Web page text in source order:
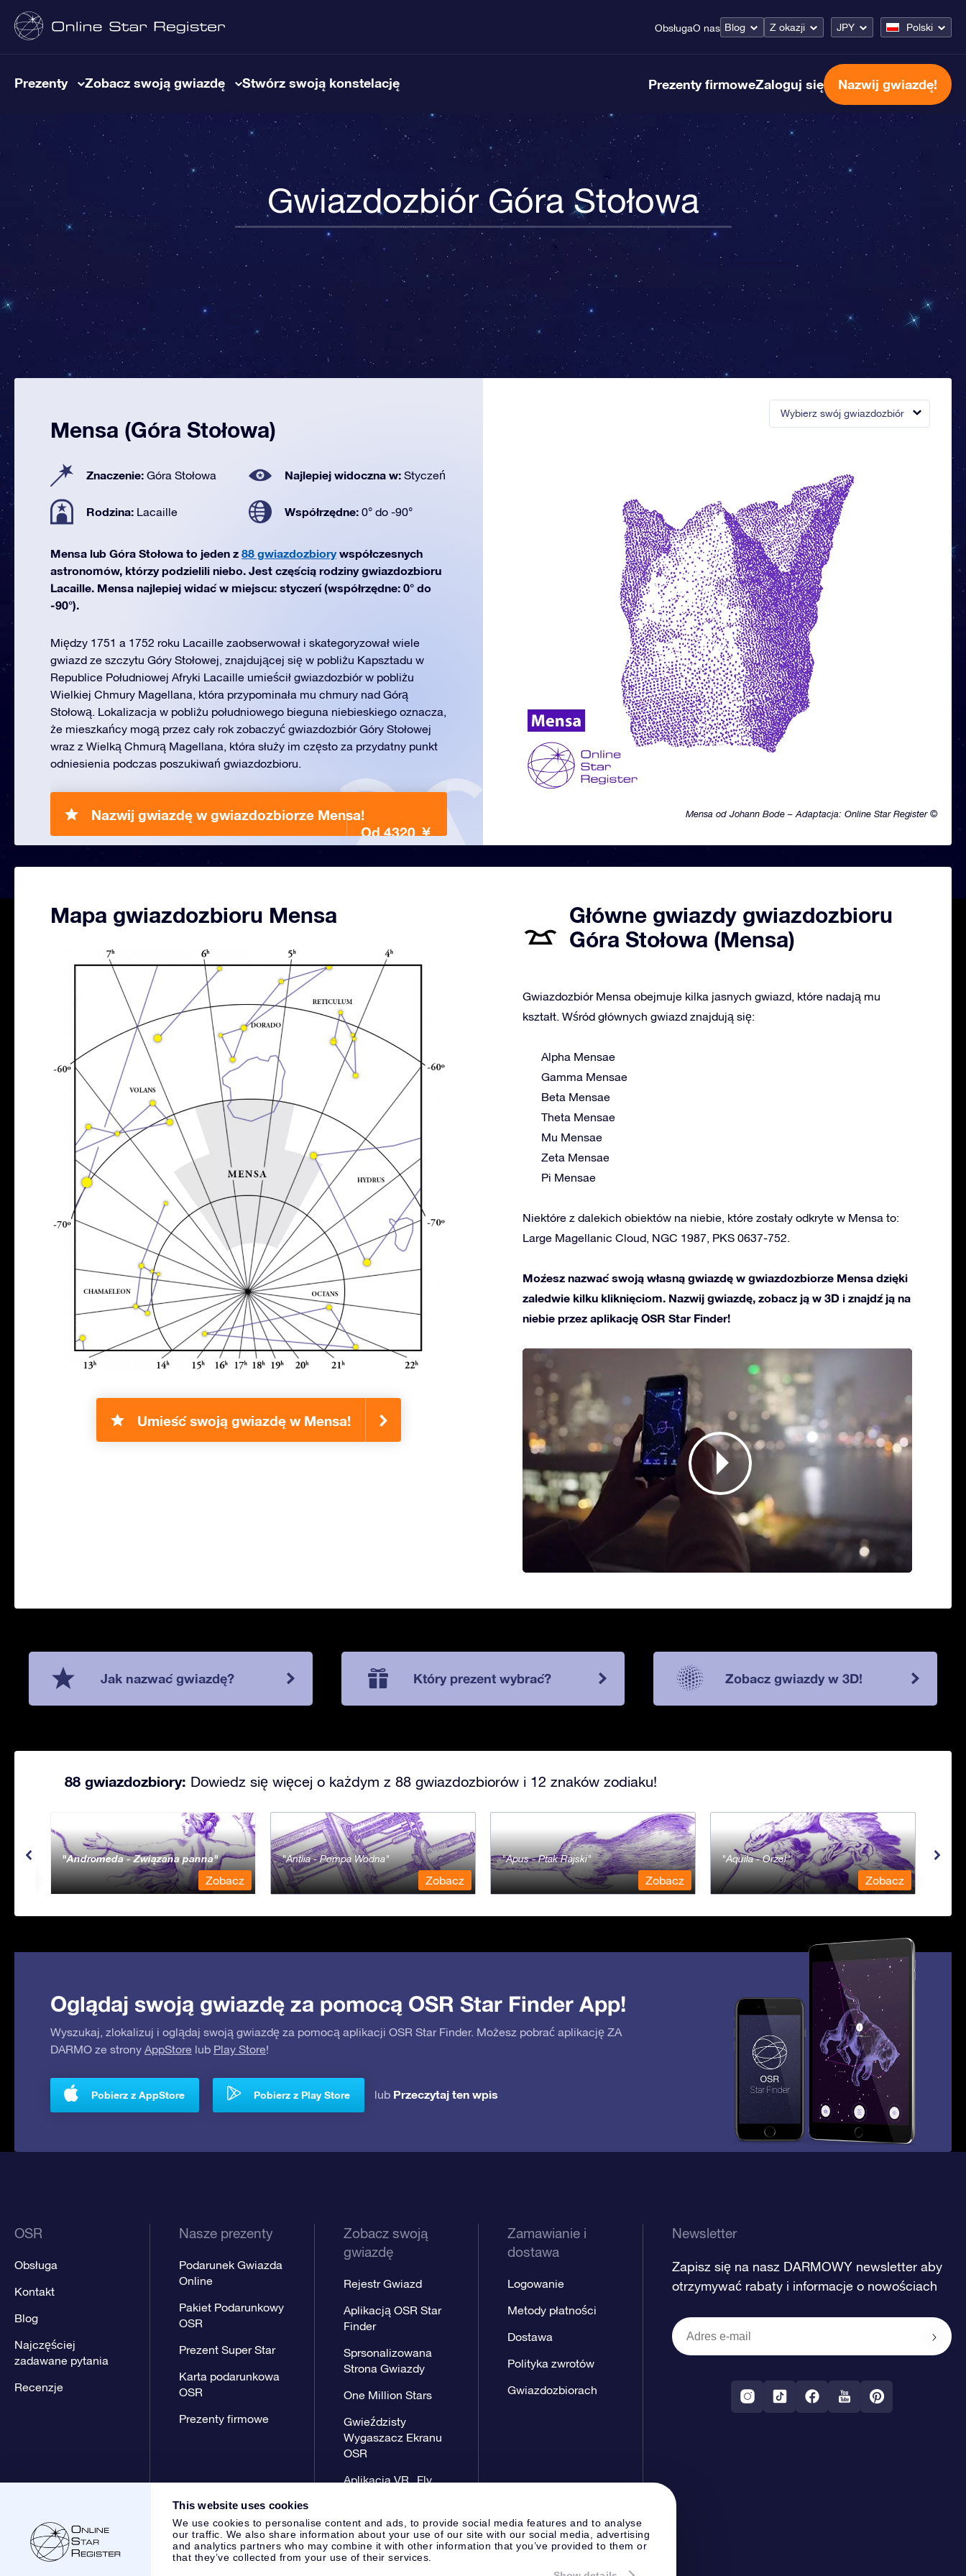
This website uses cookies
We use cookies to personalise content and ads, to provide social media features and to analyse
our traffic. We also share information about your use of our site with our social media, advertising
and analytics partners who may combine it with other information that you’ve provided to them or
that they’ve collected from your use of their services.
ObsługaO nas Blog Z okazji JPY Polski
Prezenty Zobacz swoją gwiazdę Stwórz swoją konstelację Prezenty firmoweZaloguj się Nazwij gwiazdę!
Gwiazdozbiór Góra Stołowa
Wybierz swój gwiazdozbiór
Mensa od Johann Bode – Adaptacja: Online Star Register ©
Mensa (Góra Stołowa)
Znaczenie: Góra Stołowa Najlepiej widoczna w: Styczeń
Rodzina: Lacaille Współrzędne: 0° do -90°
Mensa lub Góra Stołowa to jeden z 88 gwiazdozbiorywspółczesnych
astronomów, którzy podzielili niebo. Jest częścią rodziny gwiazdozbioru
Lacaille. Mensa najlepiej widać w miejscu: styczeń (współrzędne: 0° do
-90°).
Między 1751 a 1752 roku Lacaille zaobserwował i skategoryzował wiele
gwiazd ze szczytu Góry Stołowej, znajdującej się w pobliżu Kapsztadu w
Republice Południowej Afryki Lacaille umieścił gwiazdozbiór w pobliżu
Wielkiej Chmury Magellana, która przypominała mu chmury nad Górą
Stołową. Lokalizacja w pobliżu południowego bieguna niebieskiego oznacza,
że mieszkańcy mogą przez cały rok zobaczyć gwiazdozbiór Góry Stołowej
wraz z Wielką Chmurą Magellana, która służy im często za przydatny punkt
odniesienia podczas poszukiwań gwiazdozbioru.
Nazwij gwiazdę w gwiazdozbiorze Mensa!
Od 4320 ￥
Mapa gwiazdozbioru Mensa
Umieść swoją gwiazdę w Mensa!
Główne gwiazdy gwiazdozbioru
Góra Stołowa (Mensa)
Gwiazdozbiór Mensa obejmuje kilka jasnych gwiazd, które nadają mu
kształt. Wśród głównych gwiazd znajdują się:
Alpha Mensae
Gamma Mensae
Beta Mensae
Theta Mensae
Mu Mensae
Zeta Mensae
Pi Mensae
Niektóre z dalekich obiektów na niebie, które zostały odkryte w Mensa to:
Large Magellanic Cloud, NGC 1987, PKS 0637-752.
Możesz nazwać swoją własną gwiazdę w gwiazdozbiorze Mensa dzięki
zaledwie kilku kliknięciom. Nazwij gwiazdę, zobacz ją w 3D i znajdź ją na
niebie przez aplikację OSR Star Finder!
Jak nazwać gwiazdę? Który prezent wybrać? Zobacz gwiazdy w 3D!
88 gwiazdozbiory: Dowiedz się więcej o każdym z 88 gwiazdozbiorów i 12 znaków zodiaku!
Andromeda - Związana panna
Zobacz
Antlia - Pompa Wodna
Zobacz
Apus - Ptak Rajski
Zobacz
Aquila - Orzeł
Zobacz
Oglądaj swoją gwiazdę za pomocą OSR Star Finder App!
Wyszukaj, zlokalizuj i oglądaj swoją gwiazdę za pomocą aplikacji OSR Star Finder. Możesz pobrać aplikację ZA
DARMO ze strony AppStore lub Play Store!
Pobierz z AppStore Pobierz z Play Store lub Przeczytaj ten wpis
OSR
Obsługa
Kontakt
Blog
Najczęściej
zadawane pytania
Recenzje
Nasze prezenty
Podarunek Gwiazda
Online
Pakiet Podarunkowy
OSR
Prezent Super Star
Karta podarunkowa
OSR
Prezenty firmowe
Zobacz swoją
gwiazdę
Rejestr Gwiazd
Aplikacją OSR Star
Finder
Sprsonalizowana
Strona Gwiazdy
One Million Stars
Gwieździsty
Wygaszacz Ekranu
OSR
Aplikacja VR „Fly
Zamawianie i
dostawa
Logowanie
Metody płatności
Dostawa
Polityka zwrotów
Gwiazdozbiorach
Newsletter
Zapisz się na nasz DARMOWY newsletter aby
otrzymywać rabaty i informacje o nowościach